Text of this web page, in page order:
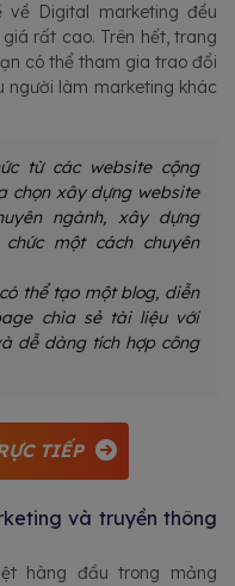
về Digital marketing đều
rất cao. Trên hết, trang
có thể tham gia trao đổi
người làm marketing khác
từ các website cộng
chọn xây dựng website
ngành, xây dựng
một cách chuyên
thể tạo một blog, diễn
chia sẻ tài liệu với
dễ dàng tích hợp công
TIẾP
và truyền thông
hàng đầu trong mảng